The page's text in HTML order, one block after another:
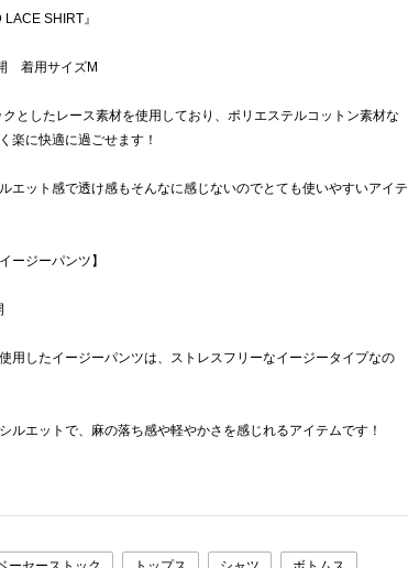
LACE SHIRT』
着用サイズM
クとしたレース素材を使用しており、ポリエステルコットン素材な
楽に快適に過ごせます！
エット感で透け感もそんなに感じないのでとても使いやすいアイテ
ージーパンツ】
用したイージーパンツは、ストレスフリーなイージータイプなの
ルエットで、麻の落ち感や軽やかさを感じれるアイテムです！